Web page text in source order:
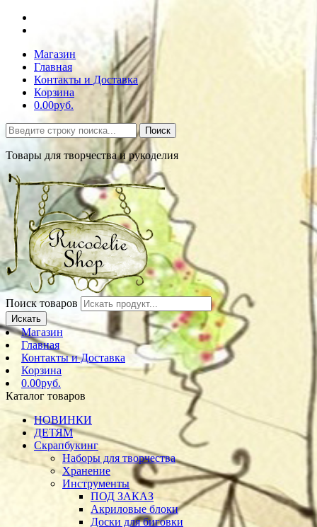
Магазин
Главная
Контакты и Доставка
Корзина
0.00руб.
Поиск
Товары для творчества и рукоделия
Поиск товаров
Искать
Магазин
Главная
Контакты и Доставка
Корзина
0.00руб.
Каталог товаров
НОВИНКИ
ДЕТЯМ
Скрапбукинг
Наборы для творчества
Хранение
Инструменты
ПОД ЗАКАЗ
Акриловые блоки
Доски для биговки